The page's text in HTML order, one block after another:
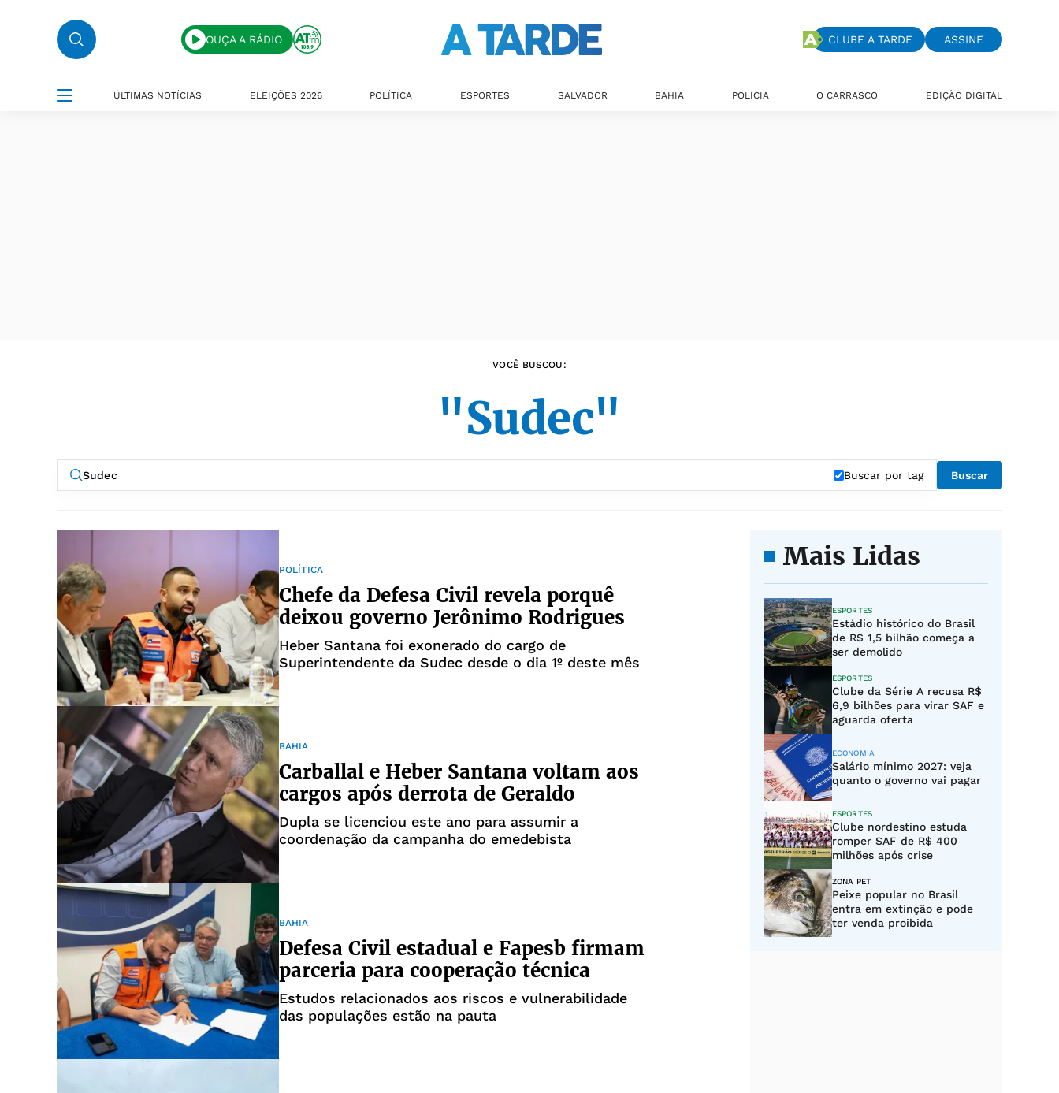
OUÇA A RÁDIO CLUBE A TARDE ASSINE
ÚLTIMAS NOTÍCIAS ELEIÇÕES 2026 POLÍTICA ESPORTES SALVADOR BAHIA POLÍCIA O CARRASCO EDIÇÃO DIGITAL
VOCÊ BUSCOU:
"Sudec"
Buscar por tag Buscar
POLÍTICA
Chefe da Defesa Civil revela porquê
deixou governo Jerônimo Rodrigues
Heber Santana foi exonerado do cargo de
Superintendente da Sudec desde o dia 1º deste mês
BAHIA
Carballal e Heber Santana voltam aos
cargos após derrota de Geraldo
Dupla se licenciou este ano para assumir a
coordenação da campanha do emedebista
BAHIA
Defesa Civil estadual e Fapesb firmam
parceria para cooperação técnica
Estudos relacionados aos riscos e vulnerabilidade
das populações estão na pauta
Mais Lidas
ESPORTES
Estádio histórico do Brasil
de R$ 1,5 bilhão começa a
ser demolido
ESPORTES
Clube da Série A recusa R$
6,9 bilhões para virar SAF e
aguarda oferta
ECONOMIA
Salário mínimo 2027: veja
quanto o governo vai pagar
ESPORTES
Clube nordestino estuda
romper SAF de R$ 400
milhões após crise
ZONA PET
Peixe popular no Brasil
entra em extinção e pode
ter venda proibida